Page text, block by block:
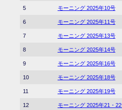
5 モーニング 2025年10号
6 モーニング 2025年11号
7 モーニング 2025年13号
8 モーニング 2025年14号
9 モーニング 2025年16号
10 モーニング 2025年18号
11 モーニング 2025年19号
12 モーニング 2025年21・